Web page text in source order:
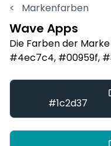
< Markenfarben
Wave Apps
Die Farben der
#4ec7c4, #00959f,
#1c2d37